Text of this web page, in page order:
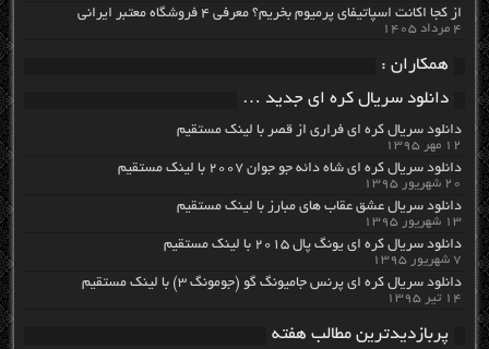
از کجا اکانت اسپاتیفای پرمیوم بخریم؟ معرفی ۴ فروشگاه معتبر ایرانی
۴ مرداد ۱۴۰۵
همکاران :
دانلود سریال کره ای جدید …
دانلود سریال کره ای فراری از قصر با لینک مستقیم
۱۲ مهر ۱۳۹۵
دانلود سریال کره ای شاه دائه جو جوان ۲۰۰۷ با لینک مستقیم
۲۰ شهریور ۱۳۹۵
دانلود سریال عشق عقاب های مبارز با لینک مستقیم
۱۳ شهریور ۱۳۹۵
دانلود سریال کره ای یونگ پال ۲۰۱۵ با لینک مستقیم
۷ شهریور ۱۳۹۵
دانلود سریال کره ای پرنس جامیونگ گو (جومونگ ۳) با لینک مستقیم
۱۴ تیر ۱۳۹۵
پربازدیدترین مطالب هفته